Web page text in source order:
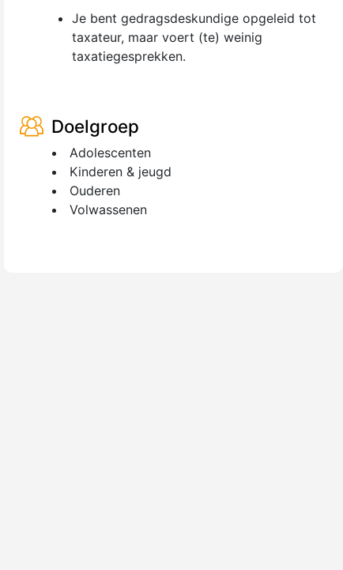
Je bent gedragsdeskundige opgeleid tot
taxateur, maar voert (te) weinig
taxatiegesprekken.
Doelgroep
Adolescenten
Kinderen & jeugd
Ouderen
Volwassenen